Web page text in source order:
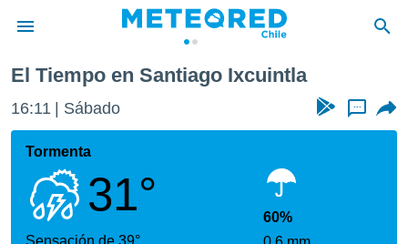
de
por
se
calidad.
a este
El Tiempo en Santiago Ixcuintla
16:11 Sábado ...
Tormenta
31°
Sensación de 39°
60%